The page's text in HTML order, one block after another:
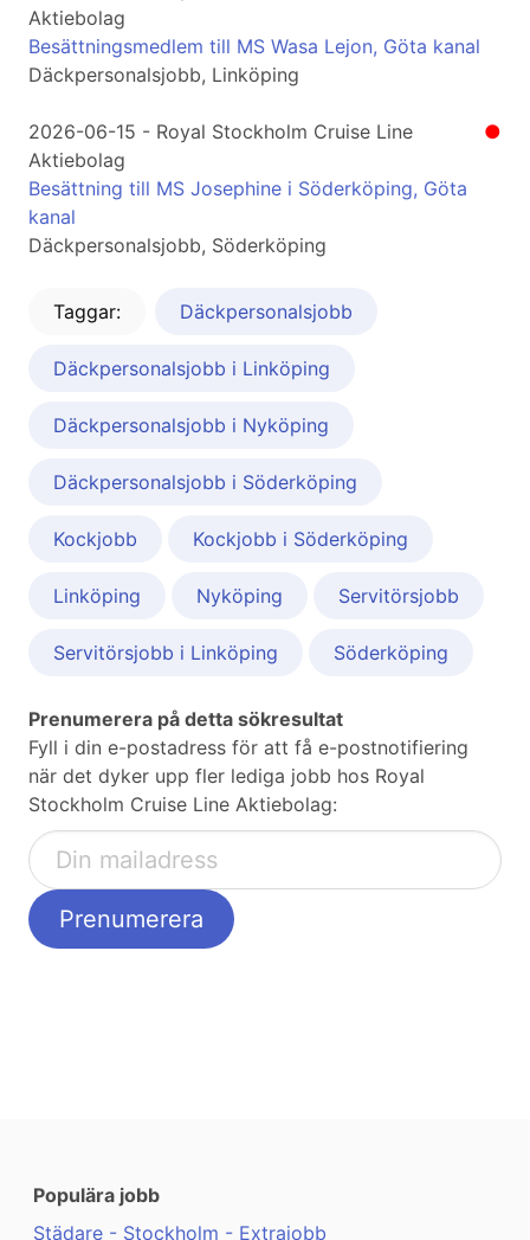
Aktiebolag
Besättningsmedlem till MS Wasa Lejon, Göta kanal
Däckpersonalsjobb, Linköping
●
2026-06-15 - Royal Stockholm Cruise Line
Aktiebolag
Besättning till MS Josephine i Söderköping, Göta
kanal
Däckpersonalsjobb, Söderköping
Taggar: Däckpersonalsjobb
Däckpersonalsjobb i Linköping
Däckpersonalsjobb i Nyköping
Däckpersonalsjobb i Söderköping
Kockjobb Kockjobb i Söderköping
Linköping Nyköping Servitörsjobb
Servitörsjobb i Linköping Söderköping
Prenumerera på detta sökresultat
Fyll i din e-postadress för att få e-postnotifiering
när det dyker upp fler lediga jobb hos Royal
Stockholm Cruise Line Aktiebolag:
Populära jobb
Städare - Stockholm - Extrajobb